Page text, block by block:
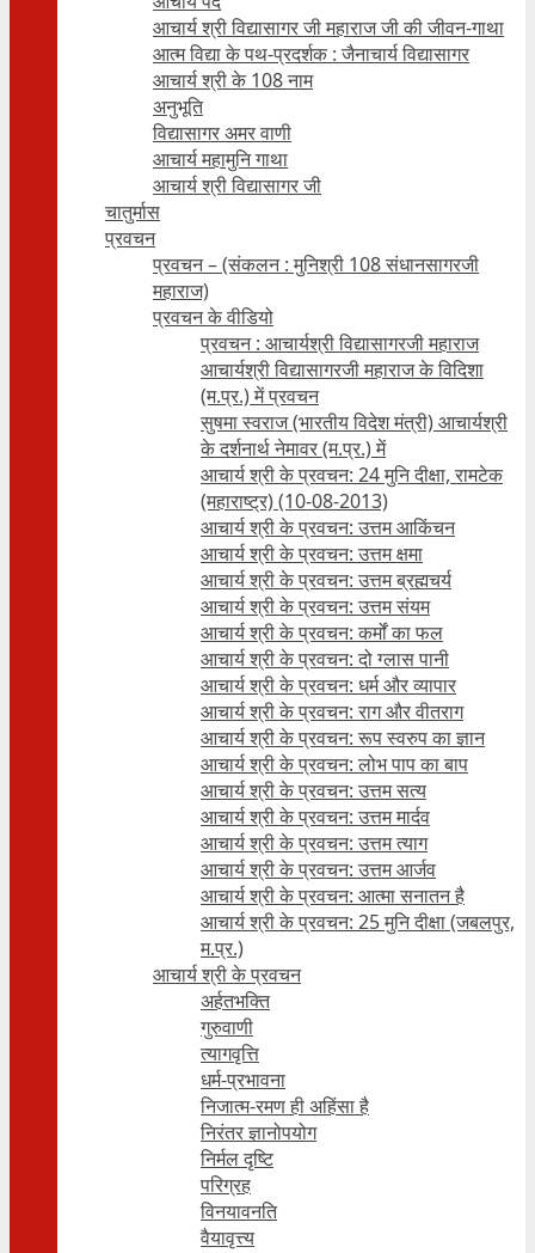
आचार्य श्री विद्यासागर जी महाराज जी की जीवन-गाथा
आत्म विद्या के पथ-प्रदर्शक : जैनाचार्य विद्यासागर
आचार्य श्री के 108 नाम
अनुभूति
विद्यासागर अमर वाणी
आचार्य महामुनि गाथा
आचार्य श्री विद्यासागर जी
चातुर्मास
प्रवचन
प्रवचन – (संकलन : मुनिश्री 108 संधानसागरजी
महाराज)
प्रवचन के वीडियो
प्रवचन : आचार्यश्री ‍विद्यासागरजी महाराज
आचार्यश्री विद्यासागरजी महाराज के विदिशा
(म.प्र.) में प्रवचन
सुषमा स्वराज (भारतीय विदेश मंत्री) आचार्यश्री
के दर्शनार्थ नेमावर (म.प्र.) में
आचार्य श्री के प्रवचन: 24 मुनि दीक्षा, रामटेक
(महाराष्ट्र) (10-08-2013)
आचार्य श्री के प्रवचन: उत्तम आकिंचन
आचार्य श्री के प्रवचन: उत्तम क्षमा
आचार्य श्री के प्रवचन: उत्तम ब्रह्मचर्य
आचार्य श्री के प्रवचन: उत्तम संयम
आचार्य श्री के प्रवचन: कर्मों का फल
आचार्य श्री के प्रवचन: दो ग्लास पानी
आचार्य श्री के प्रवचन: धर्म और व्यापार
आचार्य श्री के प्रवचन: राग और वीतराग
आचार्य श्री के प्रवचन: रूप स्वरुप का ज्ञान
आचार्य श्री के प्रवचन: लोभ पाप का बाप
आचार्य श्री के प्रवचन: उत्तम सत्य
आचार्य श्री के प्रवचन: उत्तम मार्दव
आचार्य श्री के प्रवचन: उत्तम त्याग
आचार्य श्री के प्रवचन: उत्तम आर्जव
आचार्य श्री के प्रवचन: आत्मा सनातन है
आचार्य श्री के प्रवचन: 25 मुनि दीक्षा (जबलपुर,
म.प्र.)
आचार्य श्री के प्रवचन
अर्हतभक्ति
गुरुवाणी
त्यागवृत्ति
धर्म-प्रभावना
निजात्म-रमण ही अहिंसा है
निरंतर ज्ञानोपयोग
निर्मल दृष्टि
परिग्रह
विनयावनति
वैयावृत्त्य